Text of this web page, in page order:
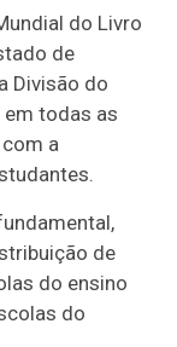
do Livro
de
Divisão do
em todas as
a
de
do ensino
do